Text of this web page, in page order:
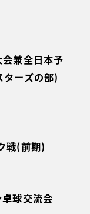
兼全日本予
ーズの部)
戦(前期)
球交流会